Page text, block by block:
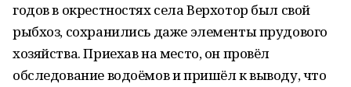
годов в окрестностях села Верхотор был свой
рыбхоз, сохранились даже элементы прудового
хозяйства. Приехав на место, он провёл
обследование водоёмов и пришёл к выводу, что